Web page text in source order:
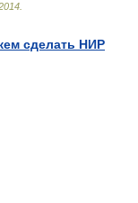
сделать НИР